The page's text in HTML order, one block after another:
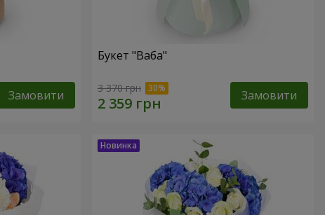
Замовити
Букет "Ваба"
3 370 грн Замовити